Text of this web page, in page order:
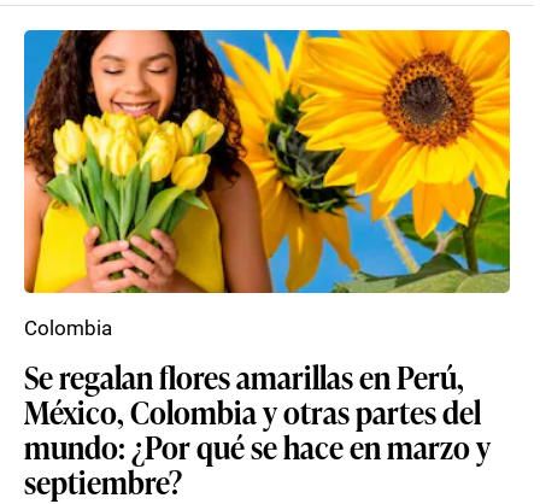
Se regalan flores amarillas en Perú,
México, Colombia y otras partes del
mundo: ¿Por qué se hace en marzo y
septiembre?
Colombia